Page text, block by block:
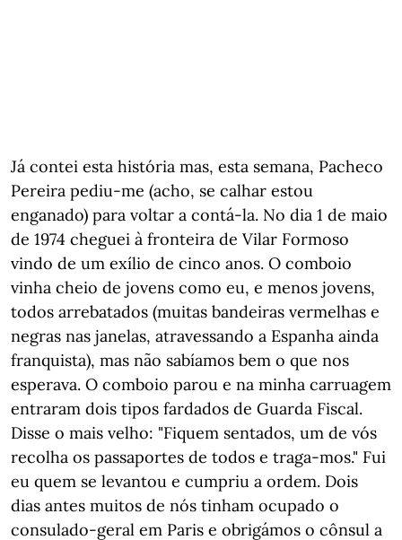
Já contei esta história mas, esta semana, Pacheco
Pereira pediu-me (acho, se calhar estou
enganado) para voltar a contá-la. No dia 1 de maio
de 1974 cheguei à fronteira de Vilar Formoso
vindo de um exílio de cinco anos. O comboio
vinha cheio de jovens como eu, e menos jovens,
todos arrebatados (muitas bandeiras vermelhas e
negras nas janelas, atravessando a Espanha ainda
franquista), mas não sabíamos bem o que nos
esperava. O comboio parou e na minha carruagem
entraram dois tipos fardados de Guarda Fiscal.
Disse o mais velho: "Fiquem sentados, um de vós
recolha os passaportes de todos e traga-mos." Fui
eu quem se levantou e cumpriu a ordem. Dois
dias antes muitos de nós tinham ocupado o
consulado-geral em Paris e obrigámos o cônsul a